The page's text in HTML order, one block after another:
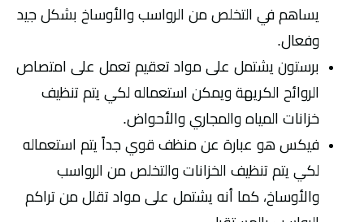
يساهم في التخلص من الرواسب والأوساخ بشكل جيد
وفعال.
برستون يشتمل على مواد تعقيم تعمل على امتصاص
الروائح الكريهة ويمكن استعماله لكي يتم تنظيف
خزانات المياه والمجاري والأحواض.
فيكس هو عبارة عن منظف قوي جداً يتم استعماله
لكي يتم تنظيف الخزانات والتخلص من الرواسب
والأوساخ، كما أنه يشتمل على مواد تقلل من تراكم